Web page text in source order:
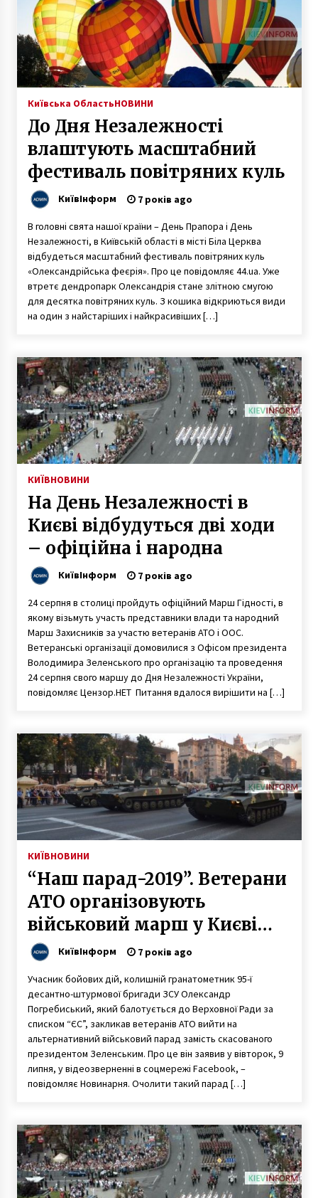
Київська ОбластьНОВИНИ
До Дня Незалежності
влаштують масштабний
фестиваль повітряних куль
КиївІнформ 7 років ago
В головні свята нашої країни – День Прапора і День
Незалежності, в Київській області в місті Біла Церква
відбудеться масштабний фестиваль повітряних куль
«Олександрійська феєрія». Про це повідомляє 44.ua. Уже
втретє дендропарк Олександрія стане злітною смугою
для десятка повітряних куль. З кошика відкриються види
на один з найстаріших і найкрасивіших […]
КИЇВНОВИНИ
На День Незалежності в
Києві відбудуться дві ходи
– офіційна і народна
КиївІнформ 7 років ago
24 серпня в столиці пройдуть офіційний Марш Гідності, в
якому візьмуть участь представники влади та народний
Марш Захисників за участю ветеранів АТО і ООС.
Ветеранські організації домовилися з Офісом президента
Володимира Зеленського про організацію та проведення
24 серпня свого маршу до Дня Незалежності України,
повідомляє Цензор.НЕТ Питання вдалося вирішити на […]
КИЇВНОВИНИ
“Наш парад-2019”. Ветерани
АТО організовують
військовий марш у Києві
замість скасованого
КиївІнформ 7 років ago
Учасник бойових дій, колишній гранатометник 95-ї
десантно-штурмової бригади ЗСУ Олександр
Погребиський, який балотується до Верховної Ради за
списком “ЄС”, закликав ветеранів АТО вийти на
альтернативний військовий парад замість скасованого
президентом Зеленським. Про це він заявив у вівторок, 9
липня, у відеозверненні в соцмережі Facebook, –
повідомляє Новинарня. Очолити такий парад […]